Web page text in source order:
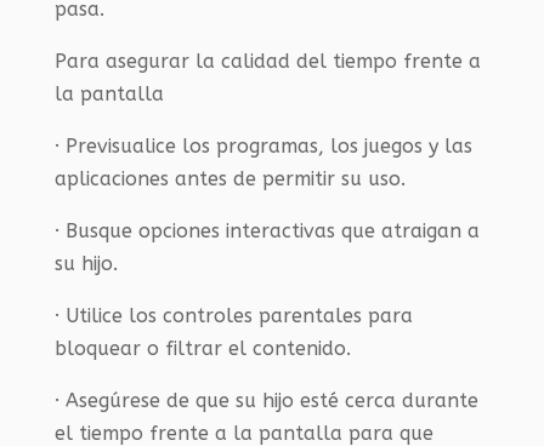
pasa.
Para asegurar la calidad del tiempo frente a
la pantalla
· Previsualice los programas, los juegos y las
aplicaciones antes de permitir su uso.
· Busque opciones interactivas que atraigan a
su hijo.
· Utilice los controles parentales para
bloquear o filtrar el contenido.
· Asegúrese de que su hijo esté cerca durante
el tiempo frente a la pantalla para que